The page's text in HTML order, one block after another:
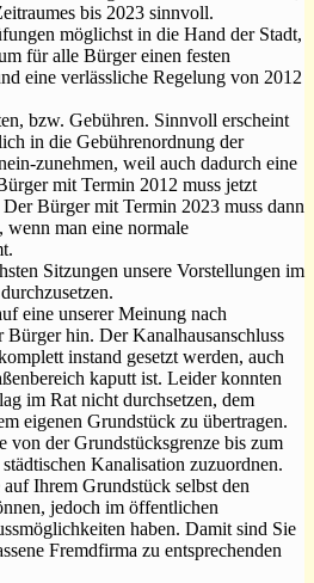
bis 2023 sinnvoll.
möglichst in die Hand der Stadt,
für alle Bürger einen festen
eine verlässliche Regelung von 2012
bzw. Gebühren. Sinnvoll erscheint
in die Gebührenordnung der
zunehmen, weil auch dadurch eine
mit Termin 2012 muss jetzt
Bürger mit Termin 2023 muss dann
wenn man eine normale
Sitzungen unsere Vorstellungen im
eine unserer Meinung nach
hin. Der Kanalhausanschluss
instand gesetzt werden, auch
kaputt ist. Leider konnten
im Rat nicht durchsetzen, dem
eigenen Grundstück zu übertragen.
von der Grundstücksgrenze bis zum
Kanalisation zuzuordnen.
Ihrem Grundstück selbst den
jedoch im öffentlichen
haben. Damit sind Sie
Fremdfirma zu entsprechenden